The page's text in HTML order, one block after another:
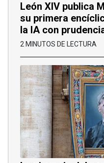
León XIV publica
su primera
la IA con
2 MINUTOS DE LECTURA